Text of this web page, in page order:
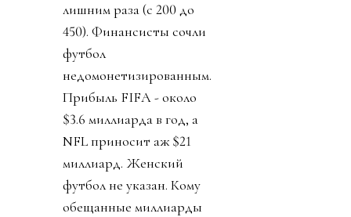
лишним раза (с 200 до
450). Финансисты сочли
футбол
недомонетизированным.
Прибыль FIFA - около
$3.6 миллиарда в год, а
NFL приносит аж $21
миллиард. Женский
футбол не указан. Кому
обещанные миллиарды